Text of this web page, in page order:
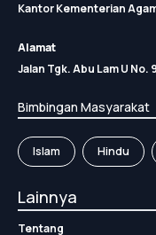
Kantor Kementerian
Alamat
Jalan Tgk. Abu Lam U No.
Bimbingan Masyarakat
Islam Hindu
Lainnya
Tentang